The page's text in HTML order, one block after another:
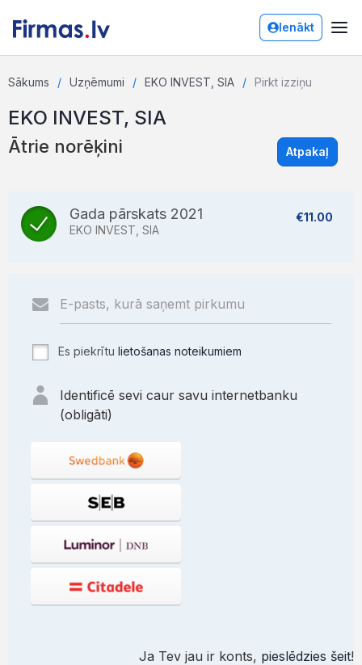
Ienākt
Sākums Uzņēmumi EKO INVEST, SIA Pirkt izziņu
EKO INVEST, SIA
Ātrie norēķini Atpakaļ
Gada pārskats 2021
EKO INVEST, SIA
€11.00
Es piekrītu lietošanas noteikumiem
Identificē sevi caur savu internetbanku
(obligāti)
Ja Tev jau ir konts, pieslēdzies šeit!